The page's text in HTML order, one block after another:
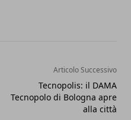
Articolo Successivo
Tecnopolis: il DAMA
Tecnopolo di Bologna apre
alla città